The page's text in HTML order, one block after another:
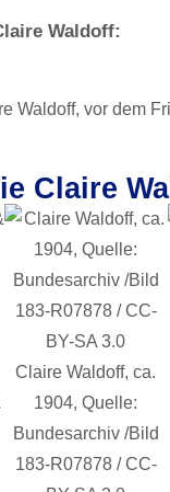
Waldoff:
Waldoff, vor dem
Claire
Claire Waldoff, ca.
1904, Quelle:
Bundesarchiv /Bild
183-R07878 / CC-